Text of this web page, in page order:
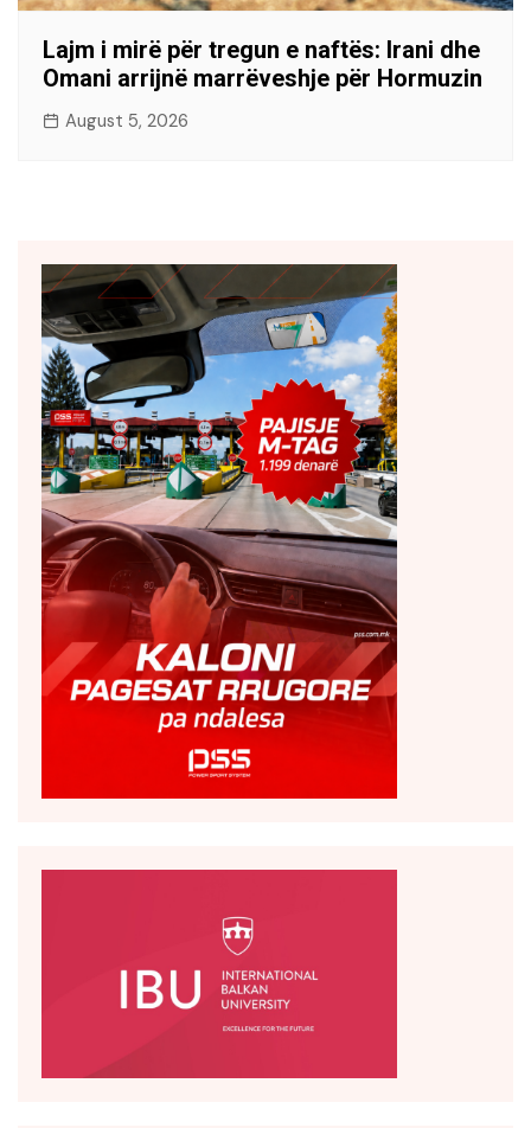
Lajm i mirë për tregun e naftës: Irani dhe
Omani arrijnë marrëveshje për Hormuzin
August 5, 2026